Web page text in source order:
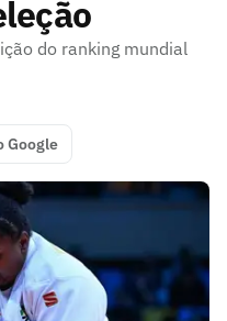
do ranking mundial
Google